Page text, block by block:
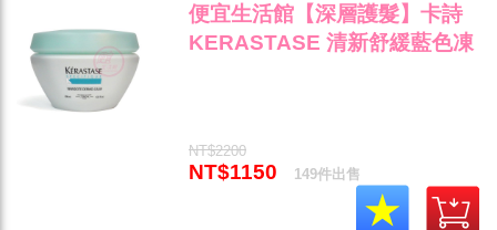
便宜生活館【深層護髮】卡詩
KERASTASE 清新舒緩藍色凍
NT$2200
NT$1150 149件出售